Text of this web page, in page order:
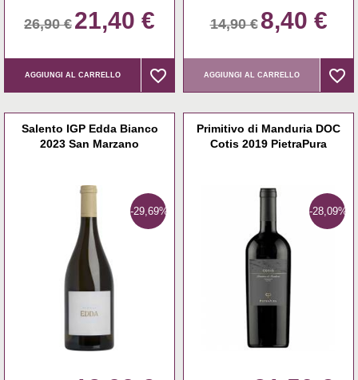
26,90 € 21,40 €
AGGIUNGI AL CARRELLO favorite_border
favorite_border
14,90 € 8,40 €
AGGIUNGI AL CARRELLO favorite_border
favorite_border
Salento IGP Edda Bianco
2023 San Marzano
-29,69%
Primitivo di Manduria DOC
Cotis 2019 PietraPura
-28,09%